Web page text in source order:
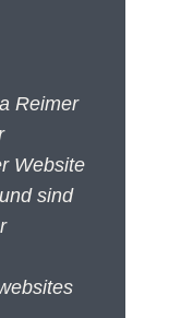
Reimer
Website
sind